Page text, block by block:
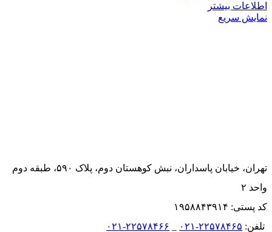
اطلاعات بیشتر
نمایش سریع
تهران، خیابان پاسداران، نبش کوهستان دوم، پلاک ۵۹۰، طبقه دوم
واحد ۲
کد پستی: ۱۹۵۸۸۴۳۹۱۴
تلفن: ۲۲۵۷۸۴۶۵-۰۲۱
۲۲۵۷۸۴۶۶-۰۲۱